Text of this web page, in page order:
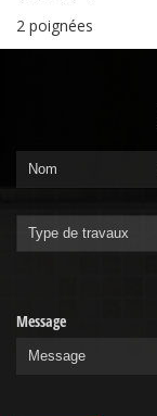
2 poignées